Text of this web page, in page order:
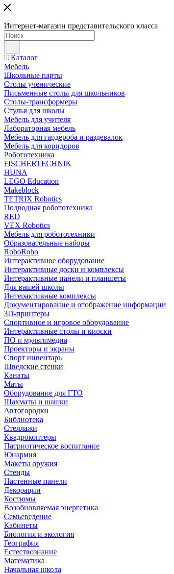
Интернет-магазин представительского класса
Каталог
Мебель
Школьные парты
Столы ученические
Письменные столы для школьников
Столы-трансформеры
Стулья для школы
Мебель для учителя
Лабораторная мебель
Мебель для гардероба и раздевалок
Мебель для коридоров
Робототехника
FISCHERTECHNIK
HUNA
LEGO Education
Makeblock
TETRIX Robotics
Подводная робототехника
RED
VEX Robotics
Мебель для робототехники
Образовательные наборы
RoboRobo
Интерактивное оборудование
Интерактивные доски и комплексы
Интерактивные панели и планшеты
Для вашей школы
Интерактивные комплексы
Документирование и отображение информации
3D-принтеры
Спортивное и игровое оборудование
Интерактивные столы и киоски
ПО и мультимедиа
Проекторы и экраны
Спорт инвентарь
Шведские стенки
Канаты
Маты
Оборудование для ГТО
Шахматы и шашки
Автогородки
Библиотека
Стеллажи
Квадрокоптеры
Патриотическое воспитание
Юнармия
Макеты оружия
Стенды
Настенные панели
Декорации
Костюмы
Возобновляемая энергетика
Семьеведение
Кабинеты
Биология и экология
География
Естествознание
Математика
Начальная школа